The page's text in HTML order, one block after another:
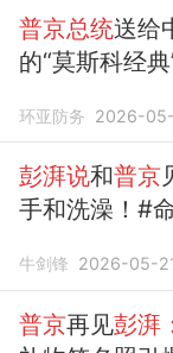
普京总统送给
的“莫斯科经
环亚防务 2026-
彭湃说和普京
手和洗澡！#
牛剑锋 2026-05-
普京再见彭湃